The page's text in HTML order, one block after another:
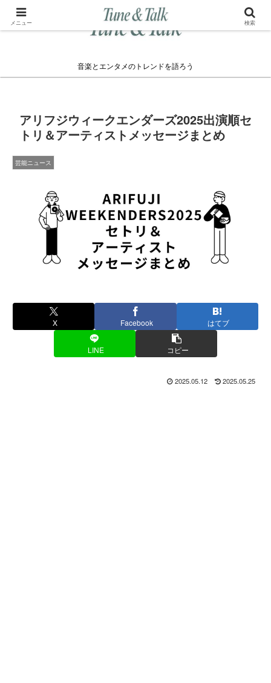
音楽とエンタメのトレンドを語ろう
アリフジウィークエンダーズ2025出演順セ
トリ＆アーティストメッセージまとめ
芸能ニュース
X Facebook はてブ
LINE コピー
2025.05.12 2025.05.25
メニュー 検索